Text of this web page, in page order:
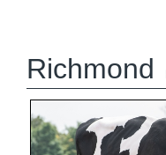
Richmond